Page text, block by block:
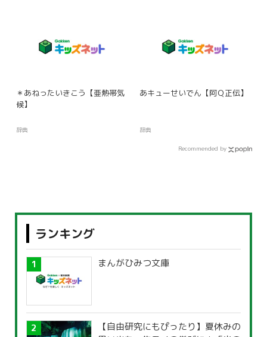
＊あねったいきこう【亜熱帯気
候】
辞典
あキューせいでん【阿Ｑ正伝】
辞典
Recommended by
ランキング
まんがひみつ文庫
【自由研究にもぴったり】夏休みの